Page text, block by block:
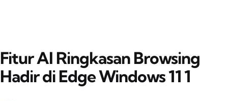
Fitur AI Ringkasan Browsing
Hadir di Edge Windows 11 1